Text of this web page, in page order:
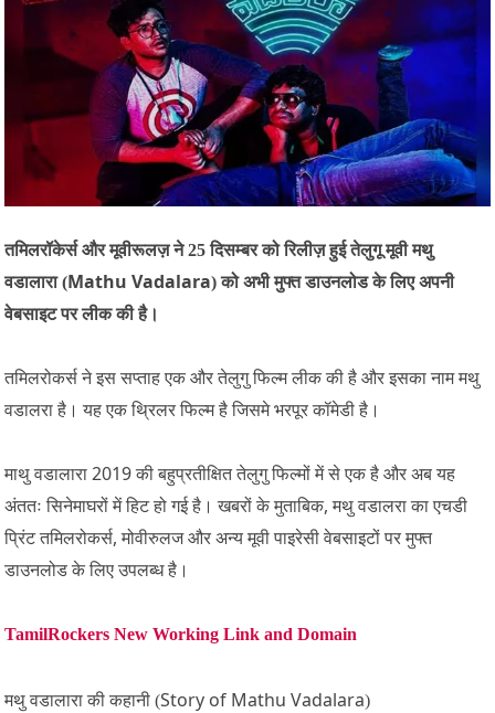
तमिलरॉकेर्स और मूवीरूलज़ ने 25 दिसम्बर को रिलीज़ हुई तेलुगू मूवी मथु
वडालारा (Mathu Vadalara) को अभी मुफ्त डाउनलोड के लिए अपनी
वेबसाइट पर लीक की है।
तमिलरोकर्स ने इस सप्ताह एक और तेलुगु फिल्म लीक की है और इसका नाम मथु
वडालरा है। यह एक थ्रिलर फिल्म है जिसमे भरपूर कॉमेडी है।
माथु वडालारा 2019की बहुप्रतीक्षित तेलुगु फिल्मों में से एक है और अब यह
अंततः सिनेमाघरों में हिट हो गई है। खबरों के मुताबिक,मथु वडालरा का एचडी
प्रिंट तमिलरोकर्स,मोवीरुलज और अन्य मूवी पाइरेसी वेबसाइटों पर मुफ्त
डाउनलोड के लिए उपलब्ध है।
TamilRockers New Working Link and Domain
मथु वडालारा की कहानी (Story of Mathu Vadalara)